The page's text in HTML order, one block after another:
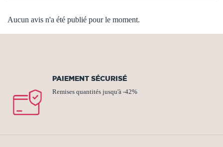
Aucun avis n'a été publié pour le moment.
PAIEMENT SÉCURISÉ
Remises quantités jusqu'à -42%